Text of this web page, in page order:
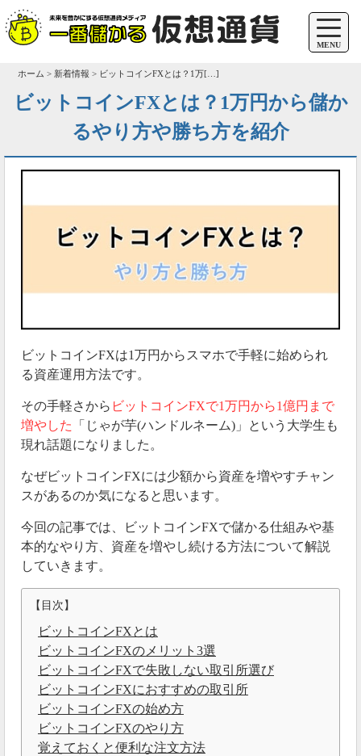
MENU
ホーム > 新着情報 > ビットコインFXとは？1万[…]
ビットコインFXとは？1万円から儲か
るやり方や勝ち方を紹介
ビットコインFXは1万円からスマホで手軽に始められ
る資産運用方法です。
その手軽さから ビットコインFXで1万円から1億円まで
増やした
「じゃが芋(ハンドルネーム)」という大学生も
現れ話題になりました。
なぜビットコインFXには少額から資産を増やすチャン
スがあるのか気になると思います。
今回の記事では、ビットコインFXで儲かる仕組みや基
本的なやり方、資産を増やし続ける方法について解説
していきます。
【目次】
ビットコインFXとは
ビットコインFXのメリット3選
ビットコインFXで失敗しない取引所選び
ビットコインFXにおすすめの取引所
ビットコインFXの始め方
ビットコインFXのやり方
覚えておくと便利な注文方法